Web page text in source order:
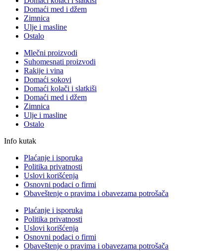
Domaći med i džem
Zimnica
Ulje i masline
Ostalo
Mlečni proizvodi
Suhomesnati proizvodi
Rakije i vina
Domaći sokovi
Domaći kolači i slatkiši
Domaći med i džem
Zimnica
Ulje i masline
Ostalo
Info kutak
Plaćanje i isporuka
Politika privatnosti
Uslovi korišćenja
Osnovni podaci o firmi
Obaveštenje o pravima i obavezama potrošača
Plaćanje i isporuka
Politika privatnosti
Uslovi korišćenja
Osnovni podaci o firmi
Obaveštenje o pravima i obavezama potrošača